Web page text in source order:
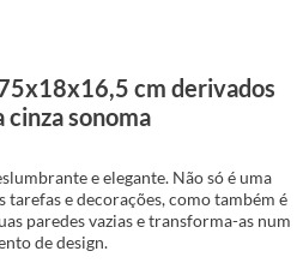
cm derivados
cinza sonoma
e elegante. Não só é uma
tarefas e decorações, como também é
paredes vazias e transforma-as num
de design.